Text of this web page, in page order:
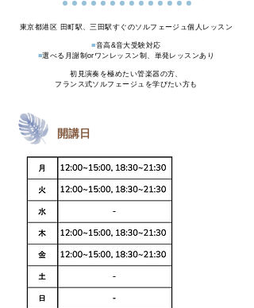
​東京都港区 田町駅、三田駅すぐのソルフェージュ個人レッスン
■音高&音大受験対応
■選べる月謝制orワンレッスン制、単発レッスンあり​
初見演奏を極めたい管楽器の方、
フランス式ソルフェージュを学びたい方も
開講日